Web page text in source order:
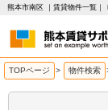
熊本市南区 ｜賃貸物件一覧
TOPページ > 物件検索